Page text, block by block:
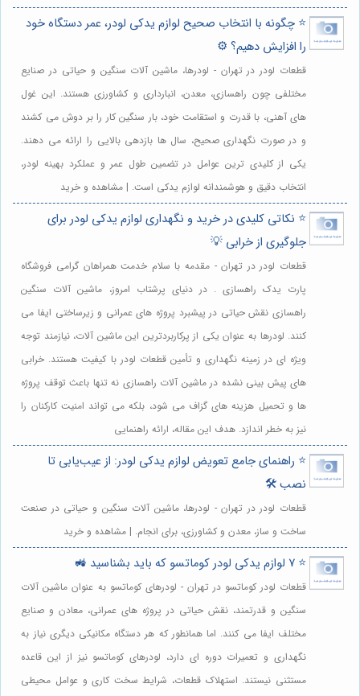
⭐️ چگونه با انتخاب صحیح لوازم یدکی لودر، عمر دستگاه خود
را افزایش دهیم؟ ⚙️
قطعات لودر در تهران - لودرها، ماشین آلات سنگین و حیاتی در صنایع
مختلفی چون راهسازی، معدن، انبارداری و کشاورزی هستند. این غول
های آهنی، با قدرت و استقامت خود، بار سنگین کار را بر دوش می کشند
و در صورت نگهداری صحیح، سال ها بازدهی بالایی را ارائه می دهند.
یکی از کلیدی ترین عوامل در تضمین طول عمر و عملکرد بهینه لودر،
انتخاب دقیق و هوشمندانه لوازم یدکی است. | مشاهده و خرید
⭐️ نکاتی کلیدی در خرید و نگهداری لوازم یدکی لودر برای
جلوگیری از خرابی 💡
قطعات لودر در تهران - مقدمه با سلام خدمت همراهان گرامی فروشگاه
پارت یدک راهسازی . در دنیای پرشتاب امروز، ماشین آلات سنگین
راهسازی نقش حیاتی در پیشبرد پروژه های عمرانی و زیرساختی ایفا می
کنند. لودرها به عنوان یکی از پرکاربردترین این ماشین آلات، نیازمند توجه
ویژه ای در زمینه نگهداری و تأمین قطعات لودر با کیفیت هستند. خرابی
های پیش بینی نشده در ماشین آلات راهسازی نه تنها باعث توقف پروژه
ها و تحمیل هزینه های گزاف می شود، بلکه می تواند امنیت کارکنان را
نیز به خطر اندازد. هدف این مقاله، ارائه راهنمایی
⭐️ راهنمای جامع تعویض لوازم یدکی لودر: از عیب‌یابی تا
نصب 🛠️
قطعات لودر در تهران - لودرها، ماشین آلات سنگین و حیاتی در صنعت
ساخت و ساز، معدن و کشاورزی، برای انجام. | مشاهده و خرید
⭐️ 7 لوازم یدکی لودر کوماتسو که باید بشناسید 🚜
قطعات لودر کوماتسو در تهران - لودرهای کوماتسو به عنوان ماشین آلات
سنگین و قدرتمند، نقش حیاتی در پروژه های عمرانی، معادن و صنایع
مختلف ایفا می کنند. اما همانطور که هر دستگاه مکانیکی دیگری نیاز به
نگهداری و تعمیرات دوره ای دارد، لودرهای کوماتسو نیز از این قاعده
مستثنی نیستند. استهلاک قطعات، شرایط سخت کاری و عوامل محیطی